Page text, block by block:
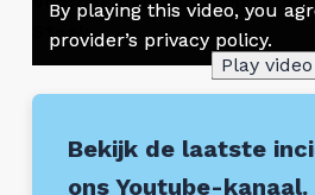
Steel:
Play video
By playing this video, you
provider’s privacy policy.
Play video
By playing this video, you
provider’s privacy policy.
Play video
By playing this video, you
provider’s privacy policy.
Play video
By playing this video, you
provider’s privacy policy.
Play video
By playing this video, you
provider’s privacy policy.
Play video
By playing this video, you
provider’s privacy policy.
Bekijk de laatste
ons Youtube-kanaal.